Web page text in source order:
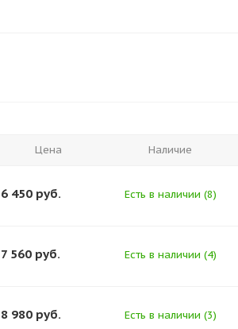
Цена Наличие
6 450 руб. Есть в наличии (8)
7 560 руб. Есть в наличии (4)
8 980 руб. Есть в наличии (3)